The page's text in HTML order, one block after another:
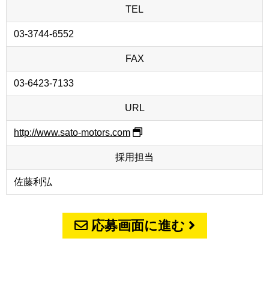
TEL
03-3744-6552
FAX
03-6423-7133
URL
http://www.sato-motors.com
採用担当
佐藤利弘
応募画面に進む